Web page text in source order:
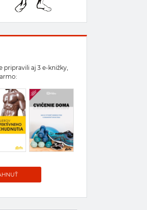
pripravili aj 3 e-knižky,